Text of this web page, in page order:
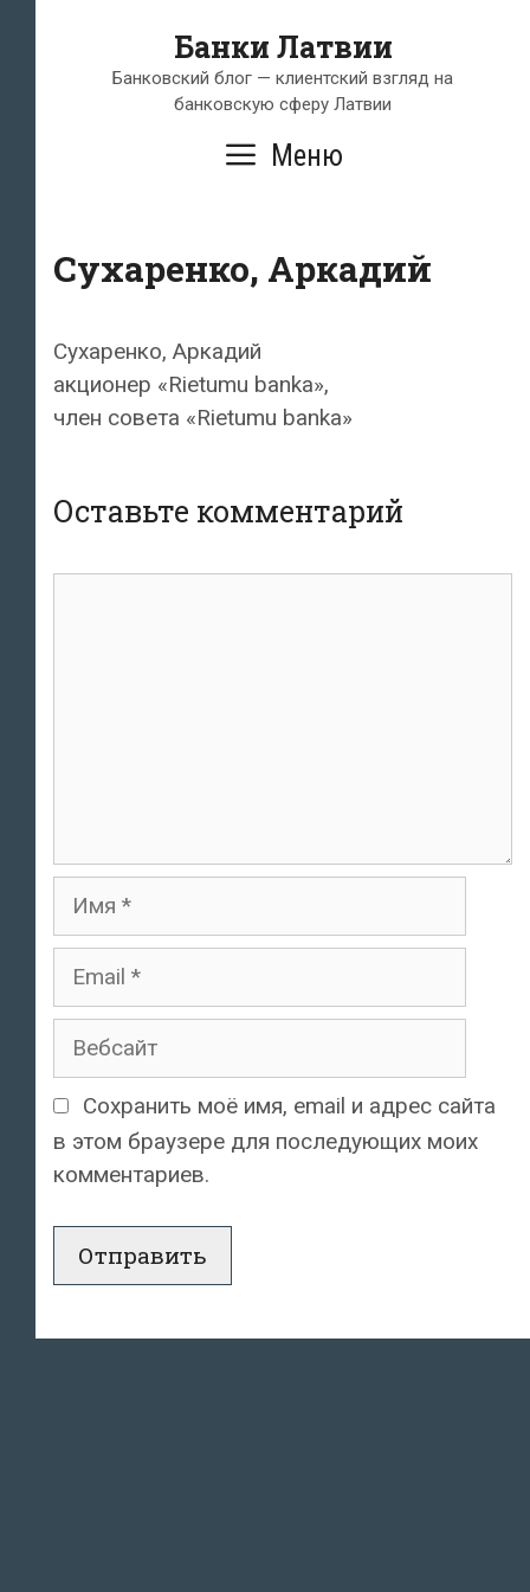
содержимому
Банки Латвии
Банковский блог — клиентский взгляд на
банковскую сферу Латвии
Меню
Сухаренко, Аркадий
Сухаренко, Аркадий
акционер «Rietumu banka»,
член совета «Rietumu banka»
Оставьте комментарий
Имя
Email
Вебсайт
Сохранить моё имя, email и адрес сайта
в этом браузере для последующих моих
комментариев.